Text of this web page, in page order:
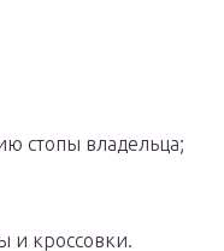
стопы владельца;
и кроссовки.